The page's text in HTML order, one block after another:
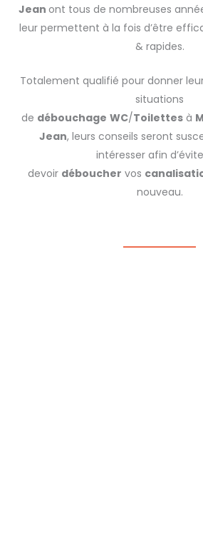
Jean ont tous de nombreuses
leur permettent à la fois d’être
& rapides.
Totalement qualifié pour donner
situations
de débouchage WC/Toilettes à
Jean, leurs conseils seront
intéresser afin
devoir déboucher vos
nouveau.